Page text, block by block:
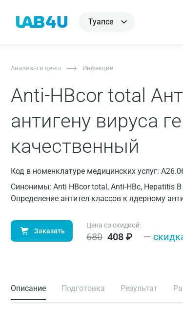
Туапсе
Анализы и цены Инфекции
Anti-HBcor total
антигену вируса
качественный
Код в номенклатуре медицинских услуг:
Синонимы: Anti HBcor total, Anti-HBc, Hepatitis
Определение антител классов к ядерному
Заказать
Цена со скидкой:
680 408 ₽ —
Описание Подготовка Результат